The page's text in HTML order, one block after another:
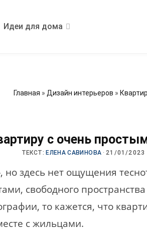
Идеи для дома
Главная » Дизайн интерьеров »
с очень
ТЕКСТ: ЕЛЕНА САВИНОВА ·21/01/2023
но здесь нет ощущения
свободного пространства
то кажется, что
с жильцами.